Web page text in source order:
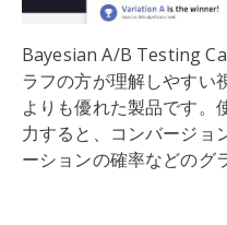
Bayesian A/B Testing
ラフの方が理解しやすい
よりも優れた製品です。
力すると、コンバージョ
ーションの確率などのグ